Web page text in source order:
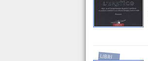
LIBRI